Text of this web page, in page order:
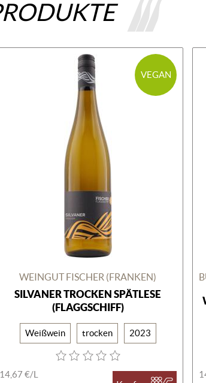
VEGAN
WEINGUT FISCHER (FRANKEN)
SILVANER TROCKEN SPÄTLESE
(FLAGGSCHIFF)
Weißwein trocken 2023
14,67 €/L